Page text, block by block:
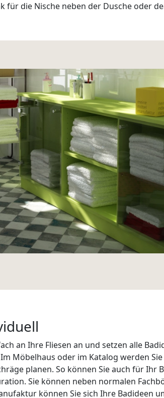
für die Nische neben der Dusche oder
an Ihre Fliesen an und setzen alle
Möbelhaus oder im Katalog werden
planen. So können Sie auch für Ihr
Sie können neben normalen
können Sie sich Ihre Badideen